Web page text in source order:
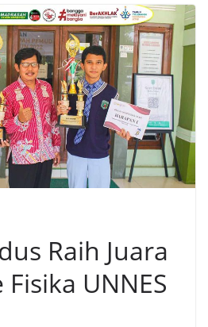
Raih Juara
UNNES